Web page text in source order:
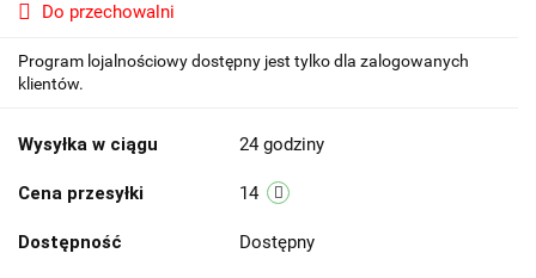
Do przechowalni
Program lojalnościowy dostępny jest tylko dla zalogowanych
klientów.
Wysyłka w ciągu 24 godziny
Cena przesyłki 14
Dostępność Dostępny